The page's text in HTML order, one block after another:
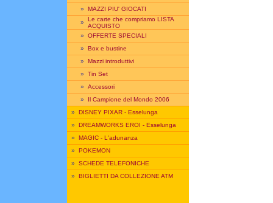
» MAZZI PIU' GIOCATI
» Le carte che compriamo LISTA
ACQUISTO
» OFFERTE SPECIALI
» Box e bustine
» Mazzi introduttivi
» Tin Set
» Accessori
» Il Campione del Mondo 2006
» DISNEY PIXAR - Esselunga
» DREAMWORKS EROI - Esselunga
» MAGIC - L'adunanza
» POKEMON
» SCHEDE TELEFONICHE
» BIGLIETTI DA COLLEZIONE ATM